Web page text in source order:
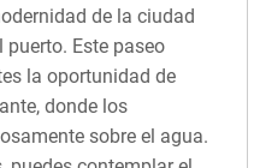
de la ciudad
Este paseo
la oportunidad de
donde los
sobre el agua.